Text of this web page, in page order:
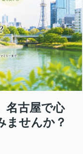
名古屋で心
ませんか？